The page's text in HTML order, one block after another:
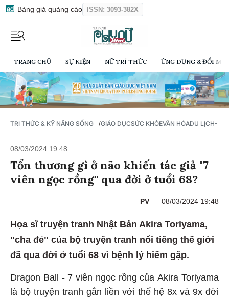
Bảng giá quảng cáo ISSN: 3093-382X
TRANG CHỦ SỰ KIỆN NỮ TRÍ THỨC ỨNG DỤNG & ĐỔI
TRI THỨC & KỸ NĂNG SỐNG /GIÁO DỤCSỨC KHỎEVĂN HÓADU LỊCH-
08/03/2024 19:48
Tổn thương gì ở não khiến tác giả "7
viên ngọc rồng" qua đời ở tuổi 68?
PV 08/03/2024 19:48
Họa sĩ truyện tranh Nhật Bản Akira Toriyama,
"cha đẻ" của bộ truyện tranh nổi tiếng thế giới
đã qua đời ở tuổi 68 vì bệnh lý hiếm gặp.
Dragon Ball - 7 viên ngọc rồng của Akira Toriyama
là bộ truyện tranh gắn liền với thế hệ 8x và 9x đời